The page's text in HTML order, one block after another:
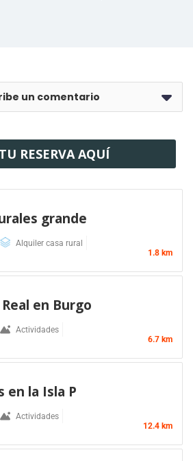
un comentario
RESERVA AQUÍ
grande
Alquiler casa rural
1.8 km
en Burgo
Actividades
6.7 km
en la Isla P
Actividades
12.4 km